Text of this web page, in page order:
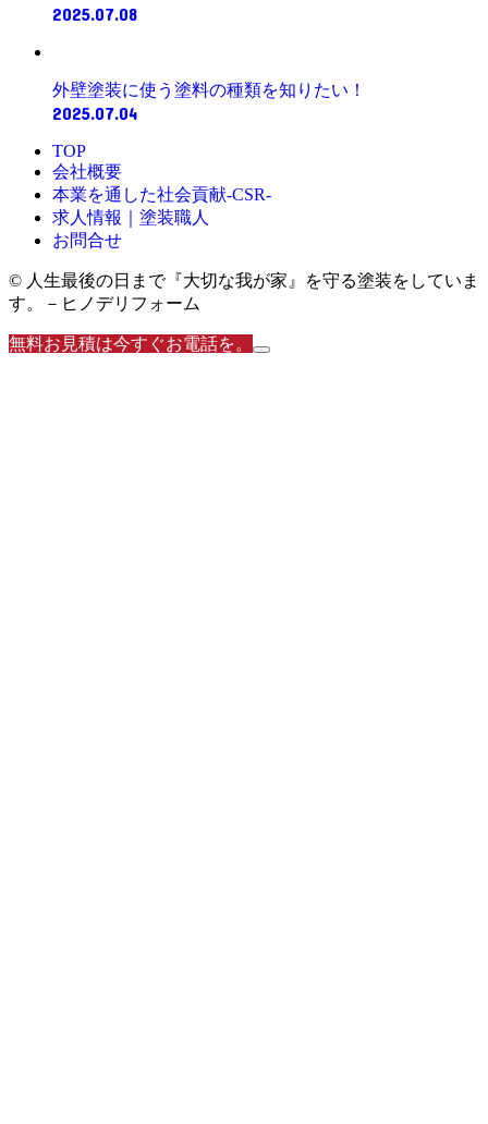
2025.07.08
外壁塗装に使う塗料の種類を知りたい！
2025.07.04
TOP
会社概要
本業を通した社会貢献-CSR-
求人情報｜塗装職人
お問合せ
© 人生最後の日まで『大切な我が家』を守る塗装をしていま
す。－ヒノデリフォーム
無料お見積は今すぐお電話を。